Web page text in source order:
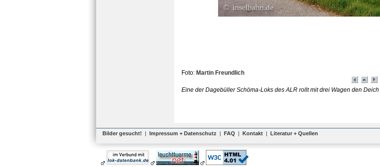
Foto: Martin Freundlich
Eine der Dagebüller Schöma-Loks des ALR rollt mit drei Wagen den
Bilder gesucht! | Impressum + Datenschutz | FAQ | Kontakt | Literatur + Quellen